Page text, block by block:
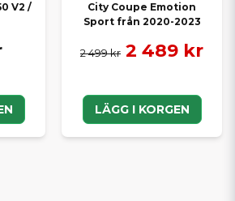
V2 /
City Coupe Emotion
Sport från 2020-2023
2 499 kr 2 489 kr
LÄGG I KORGEN